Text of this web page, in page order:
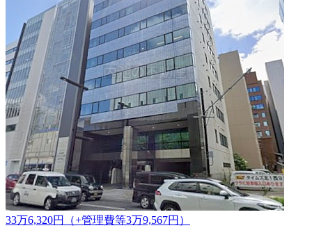
33万6,320円 （+管理費等3万9,567円 ）